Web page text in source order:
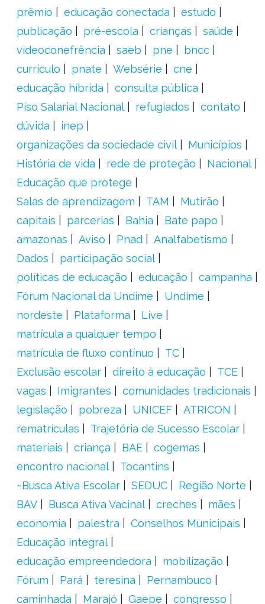
prêmio
educação conectada
estudo
publicação
pré-escola crianças
saúde
videoconefrência
saeb pne
bncc
currículo
pnate Websérie
cne
educação híbrida
consulta pública
Piso Salarial Nacional
refugiados
contato
dúvida
inep
organizações da sociedade civil
Municípios
História de vida
rede de proteção
Nacional
Educação que protege
Salas de aprendizagem
TAM
Mutirão
capitais
parcerias Bahia
Bate papo
amazonas
Aviso Pnad
Analfabetismo
Dados
participação social
políticas de educação
educação
campanha
Fórum Nacional da Undime
Undime
nordeste
Plataforma
Live
matrícula a qualquer tempo
matrícula de fluxo contínuo
TC
Exclusão escolar
direito à educação
TCE
vagas
Imigrantes
comunidades tradicionais
legislação
pobreza UNICEF
ATRICON
rematrículas
Trajetória de Sucesso Escolar
materiais
criança BAE
cogemas
encontro nacional
Tocantins
~Busca Ativa Escolar
SEDUC
Região Norte
BAV
Busca Ativa Vacinal creches
mães
economia
palestra
Conselhos Municipais
Educação integral
educação empreendedora
mobilização
Fórum
Pará teresina
Pernambuco
caminhada
Marajó Gaepe congresso